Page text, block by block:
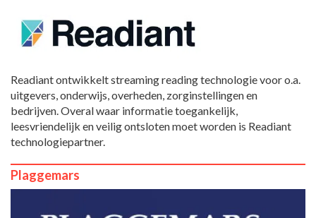
Readiant ontwikkelt streaming reading technologie voor o.a.
uitgevers, onderwijs, overheden, zorginstellingen en
bedrijven. Overal waar informatie toegankelijk,
leesvriendelijk en veilig ontsloten moet worden is Readiant
technologiepartner.
Plaggemars